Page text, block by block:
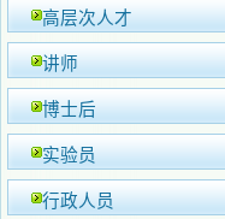
高层次人才
讲师
博士后
实验员
行政人员